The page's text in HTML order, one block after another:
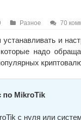
Разное 70
и
надо
по MikroTik
с нуля или